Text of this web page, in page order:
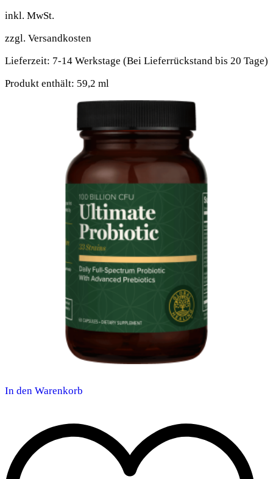
inkl. MwSt.
zzgl. Versandkosten
Lieferzeit: 7-14 Werkstage (Bei Lieferrückstand bis 20 Tage)
Produkt enthält: 59,2 ml
In den Warenkorb